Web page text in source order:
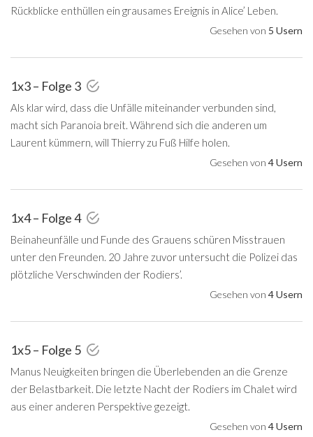
Rückblicke enthüllen ein grausames Ereignis in Alice’ Leben.
Gesehen von 5 Usern
1x3 – Folge 3
Als klar wird, dass die Unfälle miteinander verbunden sind,
macht sich Paranoia breit. Während sich die anderen um
Laurent kümmern, will Thierry zu Fuß Hilfe holen.
Gesehen von 4 Usern
1x4 – Folge 4
Beinaheunfälle und Funde des Grauens schüren Misstrauen
unter den Freunden. 20 Jahre zuvor untersucht die Polizei das
plötzliche Verschwinden der Rodiers’.
Gesehen von 4 Usern
1x5 – Folge 5
Manus Neuigkeiten bringen die Überlebenden an die Grenze
der Belastbarkeit. Die letzte Nacht der Rodiers im Chalet wird
aus einer anderen Perspektive gezeigt.
Gesehen von 4 Usern